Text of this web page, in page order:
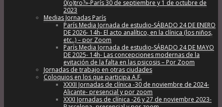
0(o)tro?»-París 30 de septiembre y 1 de octubre de
2023
Medias Jornadas París
París Media Jornada de estudio-SÁBADO 24 DE ENERO
DE 2026- 14h- El acto analítico, en la clínica (los niños,
etc..) – por Zoom
París Media Jornada de estudio-SÁBADO 24 DE MAYO
DE 2025- 14h- Las concepciones modernas de la
evitación de la falta en las psicosis – Por Zoom
Jornadas de trabajo en otras ciudades
Coloquios en los que participa A.F.
XXXII Jornadas de clínica -30 de noviembre de 2024-
Alicante- presencial y por zoom
XXXI Jornadas de clínica -26 y 27 de noviembre 2023-